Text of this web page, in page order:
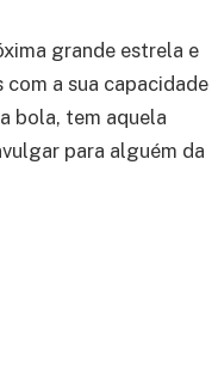
grande estrela e
a sua capacidade
bola, tem aquela
para alguém da